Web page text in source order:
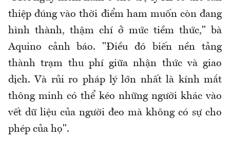
thiệp đúng vào thời điểm ham muốn còn đang
hình thành, thậm chí ở mức tiềm thức," bà
Aquino cảnh báo. "Điều đó biến nền tảng
thành trạm thu phí giữa nhận thức và giao
dịch. Và rủi ro pháp lý lớn nhất là kính mắt
thông minh có thể kéo những người khác vào
vết dữ liệu của người đeo mà không có sự cho
phép của họ".